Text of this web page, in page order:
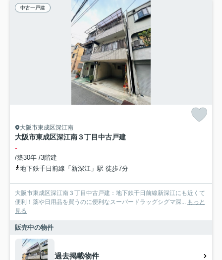
中古一戸建
大阪市東成区深江南
大阪市東成区深江南３丁目中古戸建
-
/築30年 /3階建
地下鉄千日前線「新深江」駅 徒歩7分
大阪市東成区深江南３丁目中古戸建：地下鉄千日前線新深江にも近くて
便利！薬や日用品を買うのに便利なスーパードラッグシグマ深... もっと
見る
販売中の物件
過去掲載物件